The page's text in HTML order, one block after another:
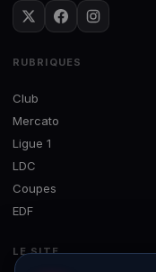
RUBRIQUES
Club
Mercato
Ligue 1
LDC
Coupes
EDF
LE SITE